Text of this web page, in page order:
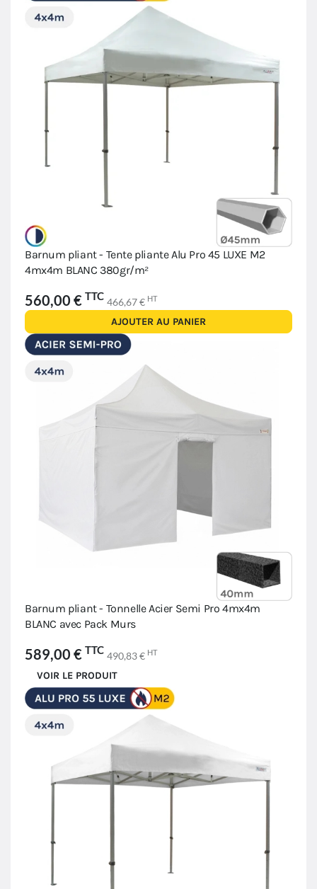
Barnum pliant - Tente pliante Alu Pro 45 LUXE M2
4mx4m BLANC 380gr/m²
560,00 € TTC 466,67 € HT
AJOUTER AU PANIER
Barnum pliant - Tonnelle Acier Semi Pro 4mx4m
BLANC avec Pack Murs
589,00 € TTC 490,83 € HT
VOIR LE PRODUIT